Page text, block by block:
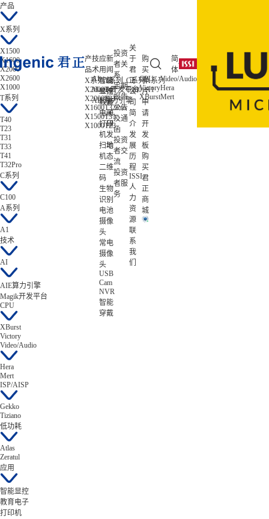
产
品
X系列
X2600
X2000
X1600
X1500
X1000
T系列
T41
T33
T32Pro
T31
T23
C系列
C100
A系列
A1
技
术
AI
Magik开发平台
AIE算力引擎
CPU
Victory
XBurst
Video/Audio
Hera
Mert
ISP/AISP
Tiziano
低功耗
Zeratul
Atlas
应
用
智能
显控
教育
电子
打印
机
扫地
机
二维
码
生物
识别
电池
摄像
头
常电
摄像
头
USB
Cam
NVR
智能
穿戴
新
闻
公
司
新
闻
研
发
动
态
投资
者关
系
定期
报告
公告
及通
函
投资
者交
流
投资
者服
务
关
于
君
正
公
司
简
介
发
展
历
程
ISSI
人
力
资
源
联
系
我
们
购
买
样
片
申
请
开
发
板
购
买
君
正
商
城
简
体
产品
X系列
X1500
X1600
X2000
X2600
X1000
T系列
T40
T23
T31
T33
T41
T32Pro
C系列
C100
A系列
A1
技术
AI
AIE算力引擎
Magik开发平台
CPU
XBurst
Victory
Video/Audio
Hera
Mert
ISP/AISP
Gekko
Tiziano
低功耗
Atlas
Zeratul
应用
智能显控
教育电子
打印机